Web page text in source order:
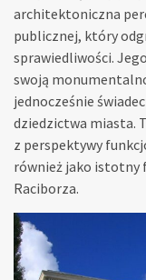
architektoniczna
publicznej, który
sprawiedliwości.
swoją
jednocześnie
dziedzictwa miasta.
z perspektywy
również jako istotny
Raciborza.